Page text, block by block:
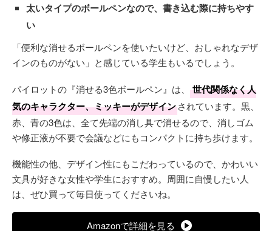
太いタイプのボールペンなので、書き込む際に持ちやす
い
「便利な消せるボールペンを使いたいけど、おしゃれなデザ
インのものがない」と感じている学生もいるでしょう。
パイロットの『消せる3色ボールペン』は、
世代関係なく人
気のキャラクター、ミッキーがデザインされています。黒、
赤、青の3色は、全て先端の消し具で消せるので、消しゴム
や修正液が不要で会議などにもコンパクトに持ち歩けます。
機能性の他、デザイン性にもこだわっているので、かわいい
文具が好きな女性や学生におすすめ。周囲に自慢したい人
は、ぜひ買って毎日使ってくださいね。
Amazonで詳細を見る